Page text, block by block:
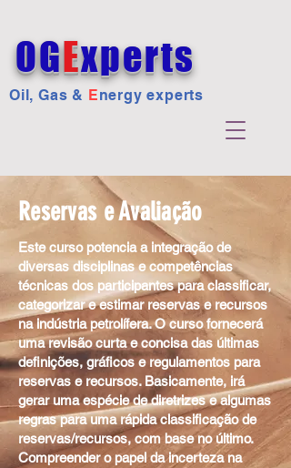
OGExperts
Oil, Gas & Energy experts
Reservas e Avaliação
Este curso potencia a integração de
diversas disciplinas e competências
técnicas dos participantes para classificar,
categorizar e estimar reservas e recursos
na indústria petrolífera. O curso fornecerá
uma revisão curta e concisa das últimas
definições, gráficos e regulamentos para
reservas e recursos. Basicamente, irá
gerar uma espécie de diretrizes e algumas
regras para uma rápida classificação de
reservas/recursos, com base no último.
Compreender o papel da incerteza na